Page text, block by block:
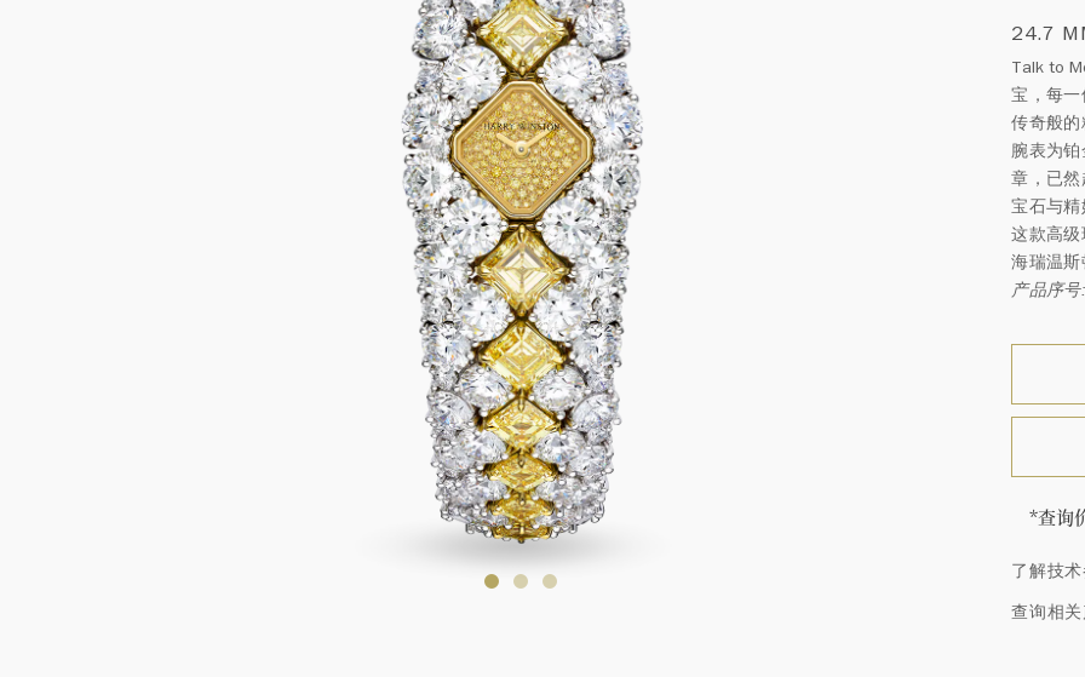
24.7
Talk to
宝，每
传奇般的
腕表为
章，已
宝石与精
这款高级
海瑞温斯
产品序号
*查询
顿的
特镶
客户
了解技
查询相